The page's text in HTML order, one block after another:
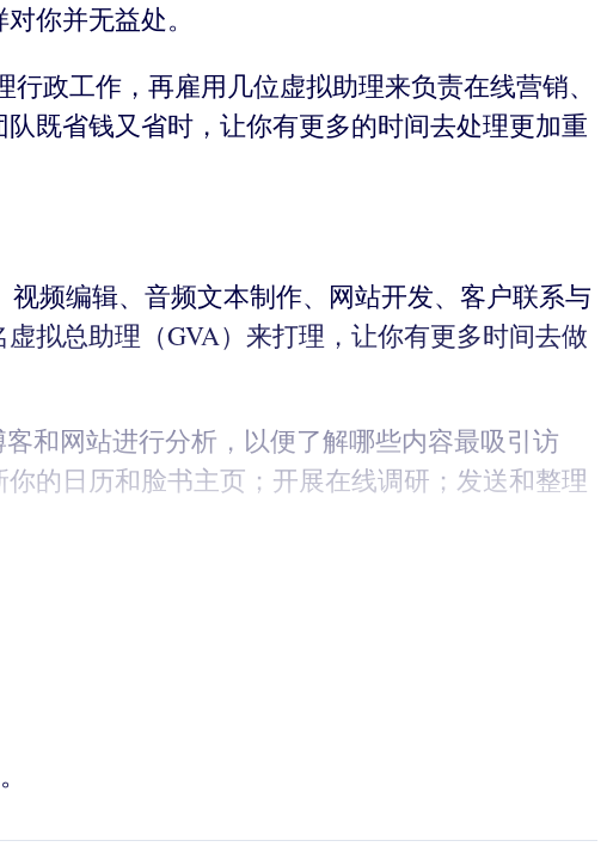
你并无益处。
政工作，再雇用几位虚拟助理来负责在线营销、
既省钱又省时，让你有更多的时间去处理更加重
频编辑、音频文本制作、网站开发、客户联系与
拟总助理（GVA）来打理，让你有更多时间去做
和网站进行分析，以便了解哪些内容最吸引访
的日历和脸书主页；开展在线调研；发送和整理